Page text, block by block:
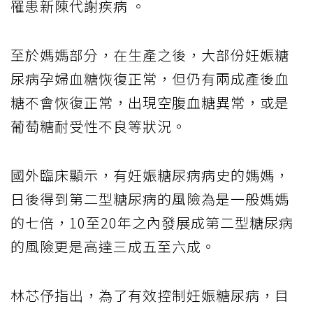
罹患新陳代謝疾病 。
至於媽媽部分，在生產之後，大部份妊娠糖
尿病孕婦血糖恢復正常，但仍有兩成產後血
糖不會恢復正常，出現空腹血糖異常，或是
葡萄糖耐受性不良等狀況。
國外臨床顯示，有妊娠糖尿病病史的媽媽，
日後得到第二型糖尿病的風險為是一般媽媽
的七倍，10至20年之內發展成第二型糖尿病
的風險更是高達三成五至六成。
林芯伃指出，為了有效控制妊娠糖尿病，目